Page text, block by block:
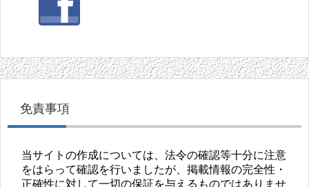
免責事項
当サイトの作成については、法令の確認等十分に注意
をはらって確認を行いましたが、掲載情報の完全性・
正確性に対して一切の保証を与えるものではありませ